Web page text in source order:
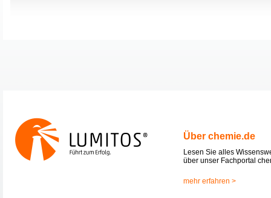
Über chemie.de
Lesen Sie alles
über unser Fachportal
mehr erfahren >